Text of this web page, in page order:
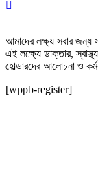
আমাদের লক্ষ্য সবার জন্য
এই লক্ষ্যে ডাক্তার,
হোল্ডারদের আলোচনা ও
[wppb-register]